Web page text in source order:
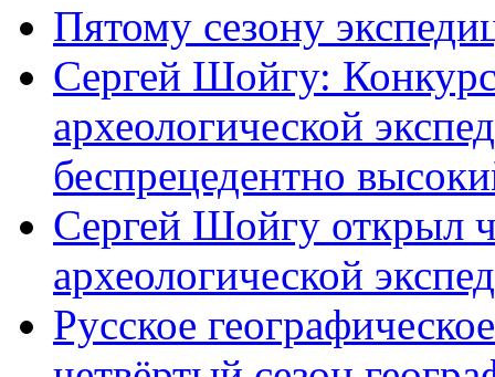
Пятому сезону
Сергей Шойгу:
археологической
беспрецедентно
Сергей Шойгу открыл
археологической
Русское